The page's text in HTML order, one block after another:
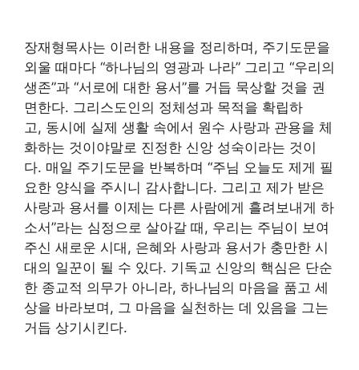
장재형목사는 이러한 내용을 정리하며, 주기도문을
외울 때마다 “하나님의 영광과 나라” 그리고 “우리의
생존”과 “서로에 대한 용서”를 거듭 묵상할 것을 권
면한다. 그리스도인의 정체성과 목적을 확립하
고, 동시에 실제 생활 속에서 원수 사랑과 관용을 체
화하는 것이야말로 진정한 신앙 성숙이라는 것이
다. 매일 주기도문을 반복하며 “주님 오늘도 제게 필
요한 양식을 주시니 감사합니다. 그리고 제가 받은
사랑과 용서를 이제는 다른 사람에게 흘려보내게 하
소서”라는 심정으로 살아갈 때, 우리는 주님이 보여
주신 새로운 시대, 은혜와 사랑과 용서가 충만한 시
대의 일꾼이 될 수 있다. 기독교 신앙의 핵심은 단순
한 종교적 의무가 아니라, 하나님의 마음을 품고 세
상을 바라보며, 그 마음을 실천하는 데 있음을 그는
거듭 상기시킨다.